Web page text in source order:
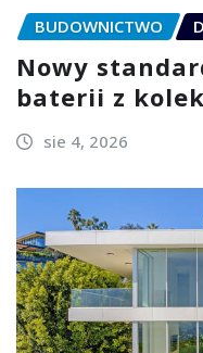
BUDOWNICTWO
Nowy
baterii z
sie 4, 2026